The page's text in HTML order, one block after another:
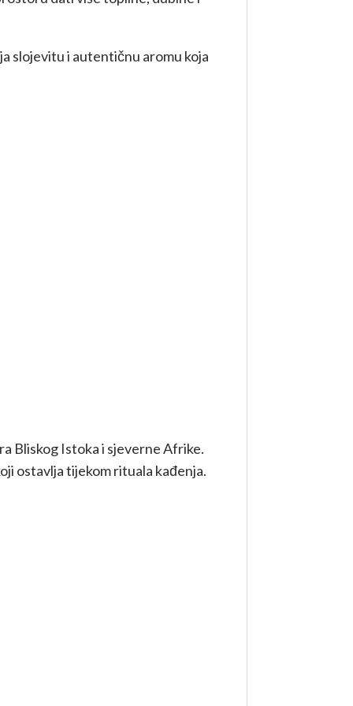
slojevitu i autentičnu aromu koja
Bliskog Istoka i sjeverne Afrike.
ostavlja tijekom rituala kađenja.